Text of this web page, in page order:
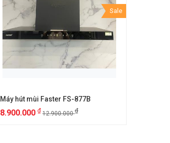
Sale
Máy hút mùi Faster FS-877B
8.900.000 ₫ 12.900.000₫